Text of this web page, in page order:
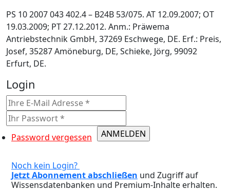
PS 10 2007 043 402.4 – B24B 53/075. AT 12.09.2007; OT
19.03.2009; PT 27.12.2012. Anm.: Präwema
Antriebstechnik GmbH, 37269 Eschwege, DE. Erf.: Preis,
Josef, 35287 Amöneburg, DE, Schieke, Jörg, 99092
Erfurt, DE.
Login
Password vergessen
Noch kein Login?
Jetzt Abonnement abschließen
Wissensdatenbanken und Premium-Inhalte erhalten.